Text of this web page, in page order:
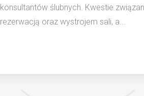
konsultantów ślubnych. Kwestie
rezerwacją oraz wystrojem sali, a...